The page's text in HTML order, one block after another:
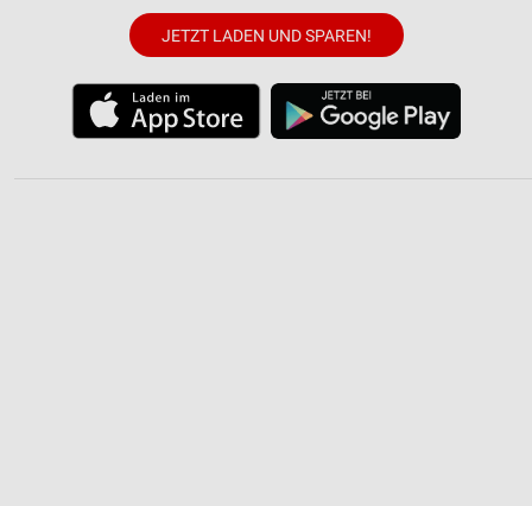
JETZT LADEN UND SPAREN!